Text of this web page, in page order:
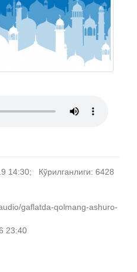
14:30; Кўрилганлиги: 6428
gaflatda-qolmang-ashuro-
23:40